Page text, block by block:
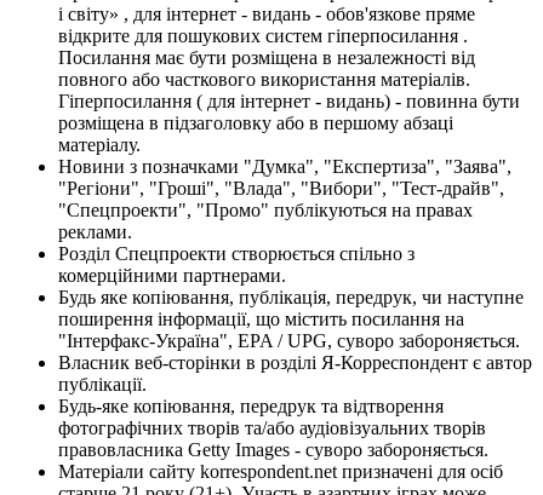
і світу» , для інтернет - видань - обов'язкове пряме
відкрите для пошукових систем гіперпосилання .
Посилання має бути розміщена в незалежності від
повного або часткового використання матеріалів.
Гіперпосилання ( для інтернет - видань) - повинна бути
розміщена в підзаголовку або в першому абзаці
матеріалу.
Новини з позначками "Думка", "Експертиза", "Заява",
"Регіони", "Гроші", "Влада", "Вибори", "Тест-драйв",
"Спецпроекти", "Промо" публікуються на правах
реклами.
Розділ Спецпроекти створюється спільно з
комерційними партнерами.
Будь яке копіювання, публікація, передрук, чи наступне
поширення інформації, що містить посилання на
"Інтерфакс-Україна", EPA / UPG, суворо забороняється.
Власник веб-сторінки в розділі Я-Корреспондент є автор
публікації.
Будь-яке копіювання, передрук та відтворення
фотографічних творів та/або аудіовізуальних творів
правовласника Getty Images - суворо забороняється.
Матеріали сайту korrespondent.net призначені для осіб